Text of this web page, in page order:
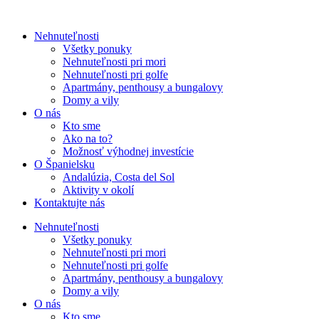
Nehnuteľnosti
Všetky ponuky
Nehnuteľnosti pri mori
Nehnuteľnosti pri golfe
Apartmány, penthousy a bungalovy
Domy a vily
O nás
Kto sme
Ako na to?
Možnosť výhodnej investície
O Španielsku
Andalúzia, Costa del Sol
Aktivity v okolí
Kontaktujte nás
Nehnuteľnosti
Všetky ponuky
Nehnuteľnosti pri mori
Nehnuteľnosti pri golfe
Apartmány, penthousy a bungalovy
Domy a vily
O nás
Kto sme